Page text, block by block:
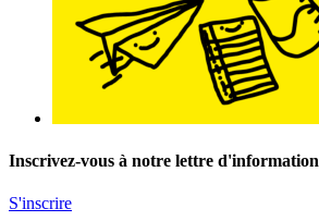
Inscrivez-vous à notre lettre d'information
S'inscrire